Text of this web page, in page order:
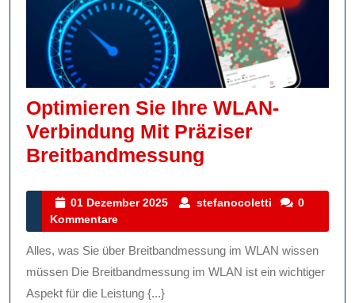
Optimieren Sie Ihre WLAN-
Verbindung Mit Präziser
Breitbandmessung
Ihre
Verbindung
Mit
01 Dezember 2025
01
2025
stefanocoletti stefanocoletti
0
Kommentare
Alles, was Sie über Breitbandmessung im WLAN wissen
müssen Die Breitbandmessung im WLAN ist ein wichtiger
Aspekt für die Leistung {...}